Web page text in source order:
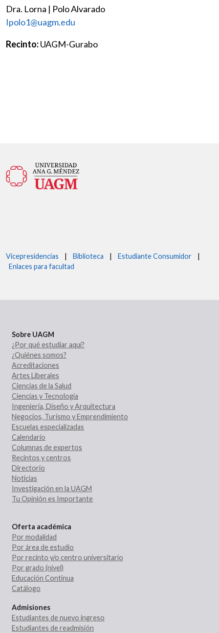
Dra. Lorna | Polo Alvarado
Ipolo1@uagm.edu
Recinto:UAGM-Gurabo
Vicepresidencias | Biblioteca | Estudiante Consumidor |
Enlaces para facultad
Sobre UAGM
¿Por qué estudiar aquí?
¿Quiénes somos?
Acreditaciones
Artes Liberales
Ciencias de la Salud
Ciencias y Tecnología
Ingeniería, Diseño y Arquitectura
Negocios, Turismo y Emprendimiento
Escuelas especializadas
Calendario
Columnas de expertos
Recintos y centros
Directorio
Noticias
Investigación en la UAGM
Tu Opinión es Importante
Oferta académica
Por modalidad
Por área de estudio
Por recinto y/o centro universitario
Por grado (nivel)
Educación Continua
Catálogo
Admisiones
Estudiantes de nuevo ingreso
Estudiantes de readmisión